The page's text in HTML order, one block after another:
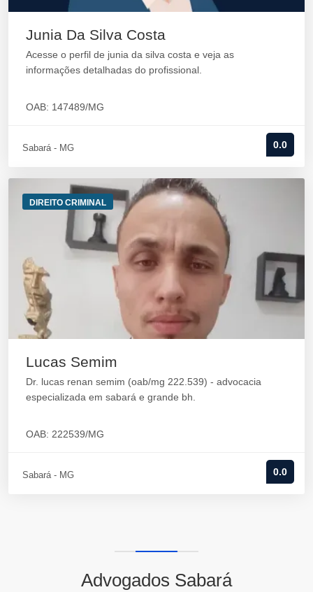
Junia Da Silva Costa
Acesse o perfil de junia da silva costa e veja as
informações detalhadas do profissional.
OAB: 147489/MG
Sabará - MG 0.0
DIREITO CRIMINAL
Lucas Semim
Dr. lucas renan semim (oab/mg 222.539) - advocacia
especializada em sabará e grande bh.
OAB: 222539/MG
Sabará - MG 0.0
Advogados Sabará